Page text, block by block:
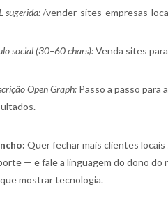
sugerida:/vender-sites-empresas-
social (30–60 chars):Venda sites
Open Graph: Passo a passo para
Quer fechar mais clientes
— e fale a linguagem do dono do
mostrar tecnologia.